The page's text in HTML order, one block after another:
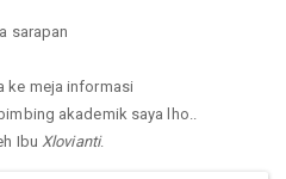
sarapan
ke meja informasi
akademik saya lho..
Ibu Xlovianti.